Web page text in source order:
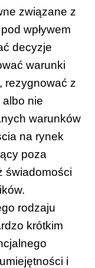
związane z
wpływem
decyzje
warunki
rezygnować z
nie
warunków
na rynek
poza
świadomości
rodzaju
krótkim
i